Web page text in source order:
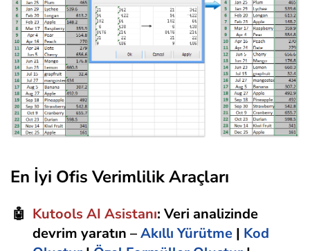
En İyi Ofis Verimlilik Araçları
🤖 Kutools AI Asistanı: Veri analizinde
devrim yaratın –Akıllı Yürütme | Kod